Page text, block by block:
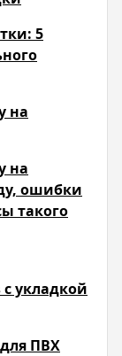
5
на
на
ошибки
такого
укладкой
ПВХ